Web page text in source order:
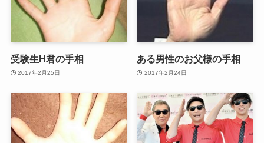
受験生H君の手相
2017年2月25日
ある男性のお父様の手相
2017年2月24日